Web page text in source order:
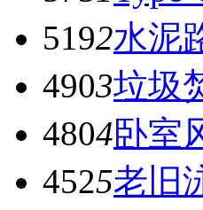
5192水泥
4903垃圾
4804卧室
4525老旧